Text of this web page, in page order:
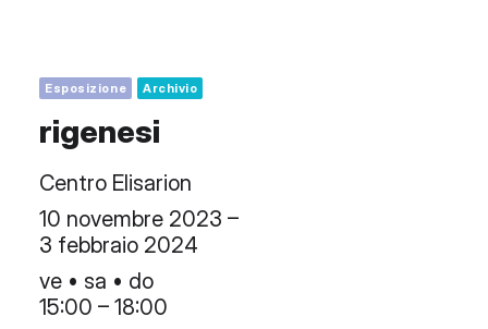
Esposizione Archivio
rigenesi
Centro Elisarion
10 novembre 2023 –
3 febbraio 2024
ve • sa • do
15:00 – 18:00